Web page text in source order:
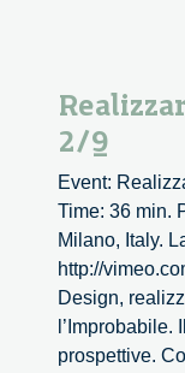
2/9
Event:
Time: 36 min.
Milano, Italy.
http://
Design,
prospettive.